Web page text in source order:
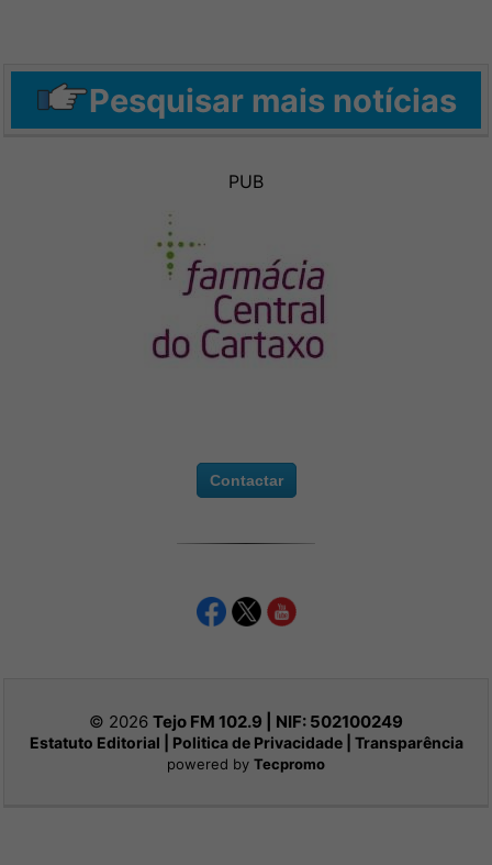
Pesquisar mais notícias
PUB
Contactar
© 2026 Tejo FM 102.9 | NIF: 502100249
Estatuto Editorial Politica de Privacidade| Transparência
powered by Tecpromo